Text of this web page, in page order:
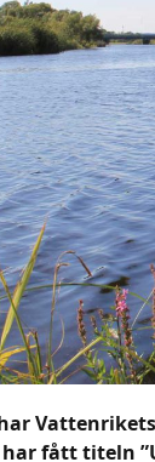
fått titeln